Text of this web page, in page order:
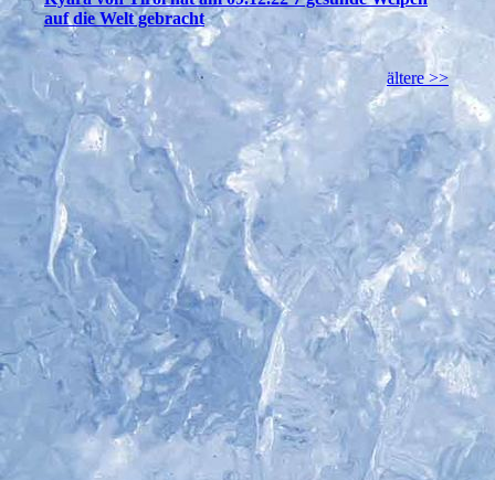
auf die Welt gebracht
ältere >>